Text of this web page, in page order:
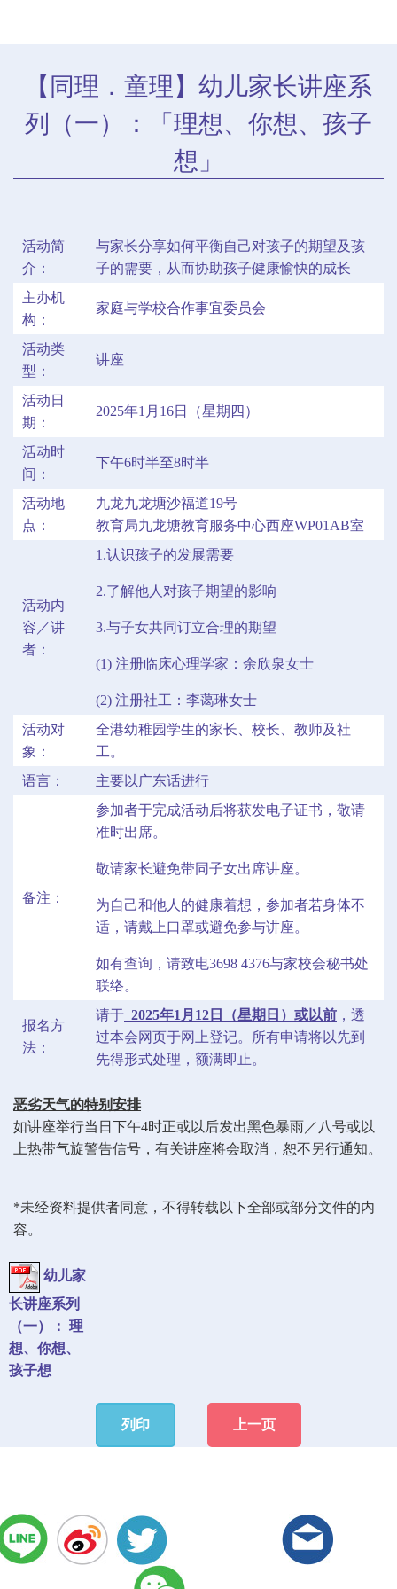
【同理．童理】幼儿家长讲座系
列（一）：「理想、你想、孩子
想」
活动简
介：
与家长分享如何平衡自己对孩子的期望及孩
子的需要，从而协助孩子健康愉快的成长
主办机
构：
家庭与学校合作事宜委员会
活动类
型：
讲座
活动日
期：
2025年1月16日（星期四）
活动时
间：
下午6时半至8时半
活动地
点：
九龙九龙塘沙福道19号
教育局九龙塘教育服务中心西座WP01AB室
活动内
容／讲
者：
1.认识孩子的发展需要
2.了解他人对孩子期望的影响
3.与子女共同订立合理的期望
(1) 注册临床心理学家：余欣泉女士
(2) 注册社工：李蔼琳女士
活动对
象：
全港幼稚园学生的家长、校长、教师及社
工。
语言：
主要以广东话进行
备注：
参加者于完成活动后将获发电子证书，敬请
准时出席。
敬请家长避免带同子女出席讲座。
为自己和他人的健康着想，参加者若身体不
适，请戴上口罩或避免参与讲座。
如有查询，请致电3698 4376与家校会秘书处
联络。
报名方
法：
请于 2025年1月12日（星期日）或以前 ，透
过本会网页于网上登记。所有申请将以先到
先得形式处理，额满即止。
恶劣天气的特别安排
如讲座举行当日下午4时正或以后发出黑色暴雨／八号或以
上热带气旋警告信号，有关讲座将会取消，恕不另行通知。
*未经资料提供者同意，不得转载以下全部或部分文件的内
容。
幼儿家
长讲座系列
（一）： 理
想、你想、
孩子想
列印 上一页